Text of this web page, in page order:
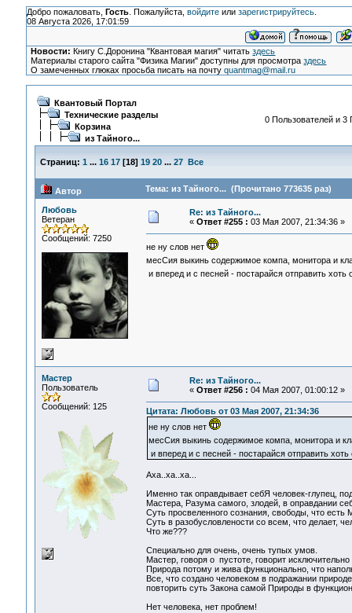
Добро пожаловать, Гость. Пожалуйста, войдитеили зарегистрируйтесь.
08 Августа 2026, 17:01:59
Новости: Книгу С.Доронина "Квантовая магия" читатьздесь
Материалы старого сайта "Физика Магии" доступны для просмотраздесь
О замеченных глюках просьба писать на почтуquantmag@mail.ru
Квантовый Портал
Технические разделы
Корзина
из Тайного...
0 Пользователей и 3
Страниц: 1 ... 16 17[18] 19 20 ... 27 Все
Автор Тема: из Тайного... (Прочитано 773635 раз)
Любовь
Ветеран
Сообщений: 7250
Re: из Тайного...
« Ответ #255 : 03 Мая 2007, 21:34:36 »
не ну слов нет
месСия выкинь содержимое компа, монитора и
и вперед и с песней - постарайся отправить
Мастер
Пользователь
Сообщений: 125
Re: из Тайного...
« Ответ #256 : 04 Мая 2007, 01:00:12 »
Цитата: Любовь от 03 Мая 2007, 21:34:36
не ну слов нет
месСия выкинь содержимое компа, монитора и
и вперед и с песней - постарайся отправить
Аха..ха..ха...
Именно так оправдывает себЯ человек-глупец,
Мастера, Разума самого, злодей, в оправдании
Суть просвеленного сознания, свободы, что
Суть в разобусловлености со всем, что делает,
Что же???
Специально для очень, очень тупых умов.
Мастер, говоря о пустоте, говорит
Природа потому и жива функционально, что
Все, что создано человеком в подражании
повторить суть Закона самой Природы в
Нет человека, нет проблем!